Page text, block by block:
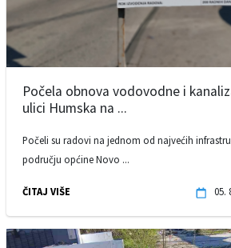
Počela obnova vodovodne i
ulici Humska na ...
Počeli su radovi na jednom od najvećih
području općine Novo ...
ČITAJ VIŠE 05.